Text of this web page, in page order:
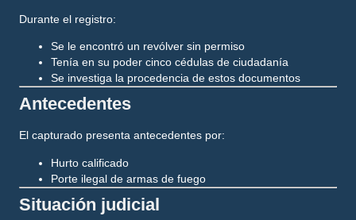
Durante el registro:
Se le encontró un revólver sin permiso
Tenía en su podercinco cédulas de ciudadanía
Se investiga la procedencia de estos documentos
Antecedentes
El capturado presenta antecedentes por:
Hurto calificado
Porte ilegal de armas de fuego
Situación judicial